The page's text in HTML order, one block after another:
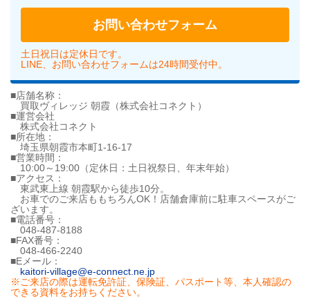
お問い合わせフォーム
土日祝日は定休日です。
LINE、お問い合わせフォームは24時間受付中。
■店舗名称：
買取ヴィレッジ 朝霞（株式会社コネクト）
■運営会社
株式会社コネクト
■所在地：
埼玉県朝霞市本町1-16-17
■営業時間：
10:00～19:00（定休日：土日祝祭日、年末年始）
■アクセス：
東武東上線 朝霞駅から徒歩10分。
お車でのご来店ももちろんOK！店舗倉庫前に駐車スペースがご
ざいます。
■電話番号：
048-487-8188
■FAX番号：
048-466-2240
■Eメール：
kaitori-village@e-connect.ne.jp
※ご来店の際は運転免許証、保険証、パスポート等、本人確認の
できる資料をお持ちください。